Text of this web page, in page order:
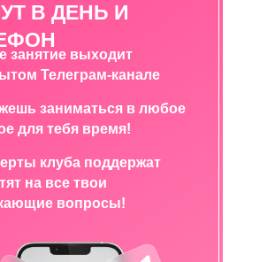
В ДЕНЬ И
занятие выходит
Телеграм-канале
заниматься в любое
для тебя время!
клуба поддержат
на все твои
вопросы!